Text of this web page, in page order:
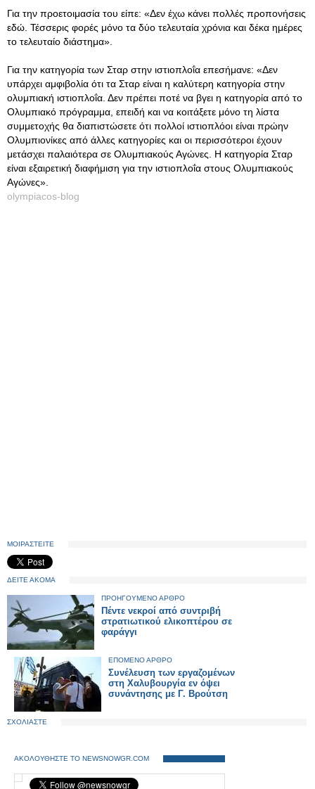
Για την προετοιμασία του είπε: «Δεν έχω κάνει πολλές προπονήσεις
εδώ. Τέσσερις φορές μόνο τα δύο τελευταία χρόνια και δέκα ημέρες
το τελευταίο διάστημα».
Για την κατηγορία των Σταρ στην ιστιοπλοΐα επεσήμανε: «Δεν
υπάρχει αμφιβολία ότι τα Σταρ είναι η καλύτερη κατηγορία στην
ολυμπιακή ιστιοπλοΐα. Δεν πρέπει ποτέ να βγει η κατηγορία από το
Ολυμπιακό πρόγραμμα, επειδή και να κοιτάξετε μόνο τη λίστα
συμμετοχής θα διαπιστώσετε ότι πολλοί ιστιοπλόοι είναι πρώην
Ολυμπιονίκες από άλλες κατηγορίες και οι περισσότεροι έχουν
μετάσχει παλαιότερα σε Ολυμπιακούς Αγώνες. Η κατηγορία Σταρ
είναι εξαιρετική διαφήμιση για την ιστιοπλοΐα στους Ολυμπιακούς
Αγώνες».
olympiacos-blog
ΜΟΙΡΑΣΤΕΙΤΕ
ΔΕΙΤΕ ΑΚΟΜΑ
ΠΡΟΗΓΟΥΜΕΝΟ ΑΡΘΡΟ
Πέντε νεκροί από συντριβή
στρατιωτικού ελικοπτέρου σε
φαράγγι
ΕΠΟΜΕΝΟ ΑΡΘΡΟ
Συνέλευση των εργαζομένων
στη Χαλυβουργία εν όψει
συνάντησης με Γ. Βρούτση
ΣΧΟΛΙΑΣΤΕ
ΑΚΟΛΟΥΘΗΣΤΕ ΤΟ NEWSNOWGR.COM